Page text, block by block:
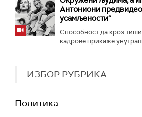
Антониони предвидео
усамљености“
Способност да кроз
кадрове прикаже
ИЗБОР РУБРИКА
Политика